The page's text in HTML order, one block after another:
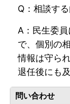
Q：相談す
A：民生委
で、個別の
情報は守ら
退任後にも
問い合わせ